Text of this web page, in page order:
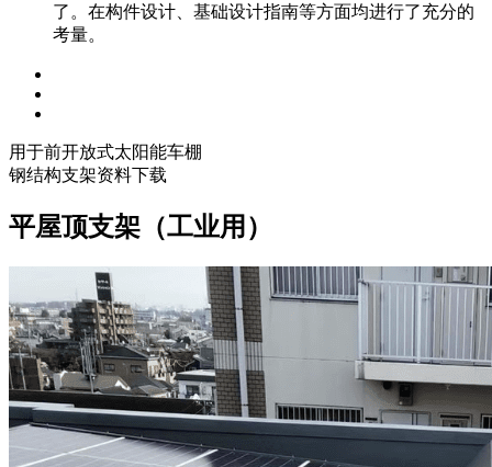
了。在构件设计、基础设计指南等方面均进行了充分的
考量。
用于前开放式太阳能车棚
钢结构支架资料下载
平屋顶支架（工业用）